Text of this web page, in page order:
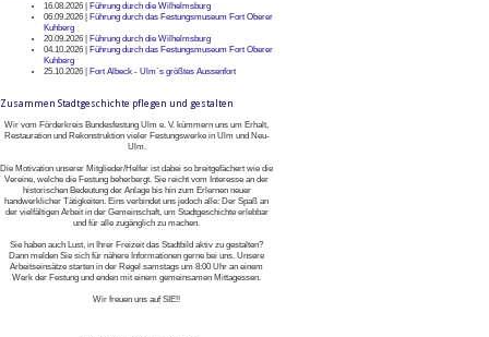
16.08.2026 |
Führung durch die Wilhelmsburg
06.09.2026 |
Führung durch das Festungsmuseum Fort Oberer
Kuhberg
20.09.2026 |
Führung durch die Wilhelmsburg
04.10.2026 |
Führung durch das Festungsmuseum Fort Oberer
Kuhberg
25.10.2026 |
Fort Albeck - Ulm`s größtes Aussenfort
Zusammen Stadtgeschichte pflegen und gestalten
Wir vom Förderkreis Bundesfestung Ulm e. V. kümmern uns um Erhalt,
Restauration und Rekonstruktion vieler Festungswerke in Ulm und Neu-
Ulm.
Die Motivation unserer Mitglieder/Helfer ist dabei so breitgefächert wie die
Vereine, welche die Festung beherbergt. Sie reicht vom Interesse an der
historischen Bedeutung der Anlage bis hin zum Erlernen neuer
handwerklicher Tätigkeiten. Eins verbindet uns jedoch alle: Der Spaß an
der vielfältigen Arbeit in der Gemeinschaft, um Stadtgeschichte erlebbar
und für alle zugänglich zu machen.
Sie haben auch Lust, in Ihrer Freizeit das Stadtbild aktiv zu gestalten?
Dann melden Sie sich für nähere Informationen gerne bei uns. Unsere
Arbeitseinsätze starten in der Regel samstags um 8:00 Uhr an einem
Werk der Festung und enden mit einem gemeinsamen Mittagessen.
Wir freuen uns auf SIE!!